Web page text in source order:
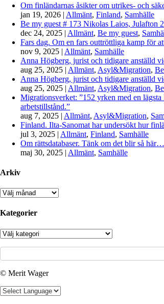
Om finländarnas åsikter om utrikes- och
jan 19, 2026 | Allmänt, Finland, Samhälle
Be my guest # 173 Nikolas Laios, Julafton
dec 24, 2025 | Allmänt, Be my guest,
Fars dag. Om en fars outtröttliga kamp för
nov 9, 2025 | Allmänt, Samhälle
Anna Högberg, jurist och tidigare anställd
aug 25, 2025 | Allmänt, Asyl&Migration,
Anna Högberg, jurist och tidigare anställd
aug 25, 2025 | Allmänt, Asyl&Migration,
Migrationsverket: ”152 yrken med en
arbetstillstånd.”
aug 7, 2025 | Allmänt, Asyl&Migration,
Finland. Ilta-Sanomat har undersökt hur
jul 3, 2025 | Allmänt, Finland, Samhälle
Om rättsdatabaser. Tänk om det blir så här…
maj 30, 2025 | Allmänt, Samhälle
Arkiv
Arkiv
Kategorier
Kategorier
© Merit Wager